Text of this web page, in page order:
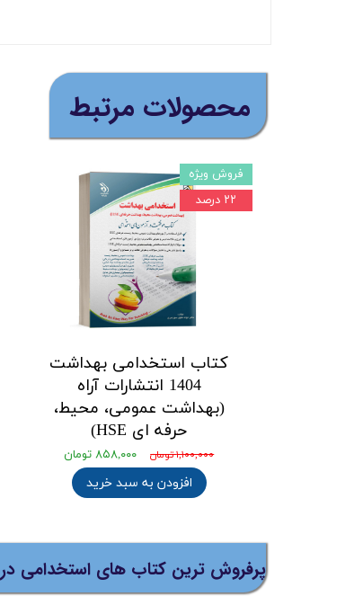
​محصولات مرتبط
کتاب استخدامی بهداشت
1404 انتشارات آراه
(بهداشت عمومی، محیط،
حرفه ای HSE)
۱,۱۰۰,۰۰۰ تومان ۸۵۸,۰۰۰ تومان
افزودن به سبد خرید
فروش ویژه
۲۲ درصد
پرفروش ترین کتاب های استخدامی در